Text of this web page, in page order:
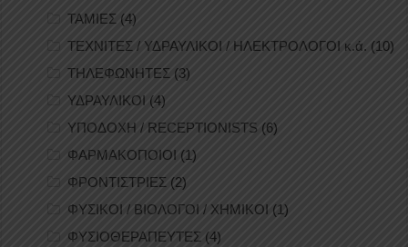
ΤΑΜΙΕΣ (4)
ΤΕΧΝΙΤΕΣ / ΥΔΡΑΥΛΙΚΟΙ / ΗΛΕΚΤΡΟΛΟΓΟΙ κ.ά. (10)
ΤΗΛΕΦΩΝΗΤΕΣ (3)
ΥΔΡΑΥΛΙΚΟΙ (4)
ΥΠΟΔΟΧΗ / RECEPTIONISTS (6)
ΦΑΡΜΑΚΟΠΟΙΟΙ (1)
ΦΡΟΝΤΙΣΤΡΙΕΣ (2)
ΦΥΣΙΚΟΙ / ΒΙΟΛΟΓΟΙ / ΧΗΜΙΚΟΙ (1)
ΦΥΣΙΟΘΕΡΑΠΕΥΤΕΣ (4)